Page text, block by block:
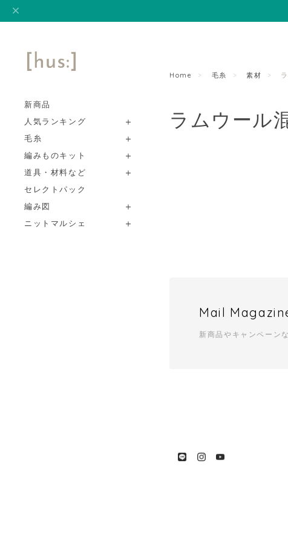
新商品
人気ランキング
毛糸
編みものキット
道具・材料など
セレクトパック
編み図
ニットマルシェ
Home 毛糸 素材
ラムウール
Mail
新商品やキャンペーン